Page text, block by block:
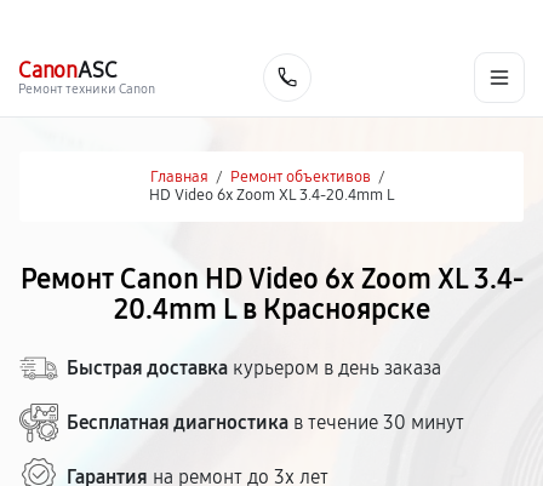
CanonASC
Ремонт техники Canon
Главная / Ремонт объективов /
HD Video 6x Zoom XL 3.4-20.4mm L
Ремонт Canon HD Video 6x Zoom XL 3.4-
20.4mm L в Красноярске
Быстрая доставка курьером в день заказа
Бесплатная диагностика в течение 30 минут
Гарантия на ремонт до 3х лет